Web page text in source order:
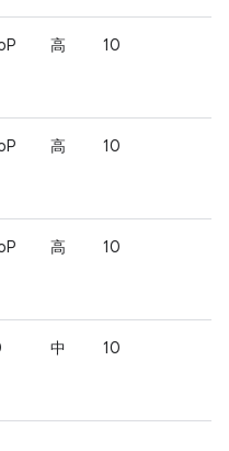
高 10
高 10
高 10
中 10